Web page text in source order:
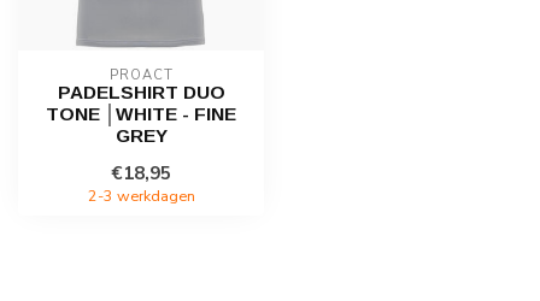
PROACT
PADELSHIRT DUO
TONE │WHITE - FINE
GREY
€18,95
2-3 werkdagen